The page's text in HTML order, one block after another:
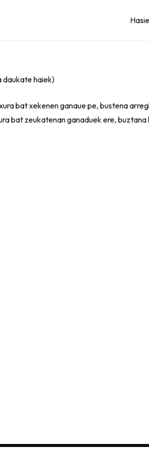
daukate haiek)
bat xekenen ganaue pe, bustena
bat zeukatenan ganaduek ere,